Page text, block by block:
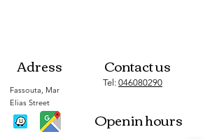
Adress
Fassouta, Mar
Elias Street
Tel: 046080290
Openin hours